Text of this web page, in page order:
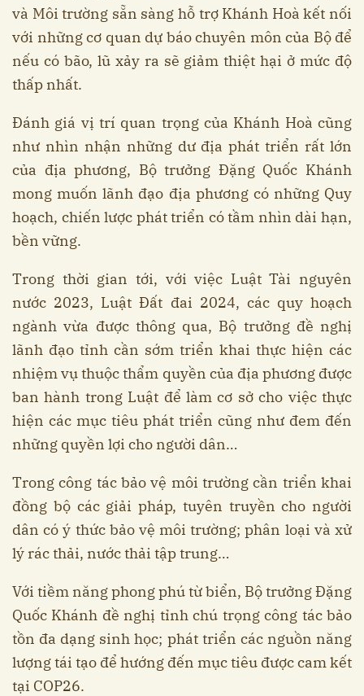
và Môi trường sẵn sàng hỗ trợ Khánh Hoà kết nối
với những cơ quan dự báo chuyên môn của Bộ để
nếu có bão, lũ xảy ra sẽ giảm thiệt hại ở mức độ
thấp nhất.
Đánh giá vị trí quan trọng của Khánh Hoà cũng
như nhìn nhận những dư địa phát triển rất lớn
của địa phương, Bộ trưởng Đặng Quốc Khánh
mong muốn lãnh đạo địa phương có những Quy
hoạch, chiến lược phát triển có tầm nhìn dài hạn,
bền vững.
Trong thời gian tới, với việc Luật Tài nguyên
nước 2023, Luật Đất đai 2024, các quy hoạch
ngành vừa được thông qua, Bộ trưởng đề nghị
lãnh đạo tỉnh cần sớm triển khai thực hiện các
nhiệm vụ thuộc thẩm quyền của địa phương được
ban hành trong Luật để làm cơ sở cho việc thực
hiện các mục tiêu phát triển cũng như đem đến
những quyền lợi cho người dân…
Trong công tác bảo vệ môi trường cần triển khai
đồng bộ các giải pháp, tuyên truyền cho người
dân có ý thức bảo vệ môi trường; phân loại và xử
lý rác thải, nước thải tập trung…
Với tiềm năng phong phú từ biển, Bộ trưởng Đặng
Quốc Khánh đề nghị tỉnh chú trọng công tác bảo
tồn đa dạng sinh học; phát triển các nguồn năng
lượng tái tạo để hướng đến mục tiêu được cam kết
tại COP26.